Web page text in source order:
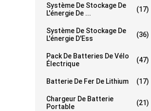
Système De Stockage De
L'énergie De ...
(17)
Système De Stockage De
L'énergie D'Ess
(36)
Pack De Batteries De Vélo
Électrique
(47)
Batterie De Fer De Lithium (17)
Chargeur De Batterie
Portable
(21)